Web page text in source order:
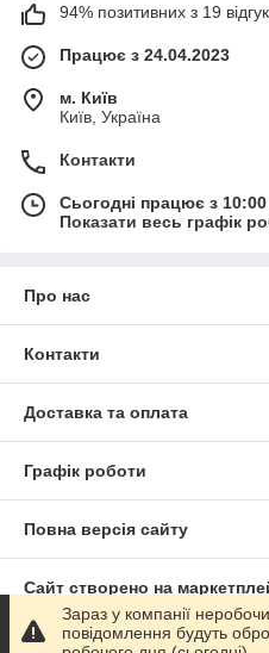
94% позитивних з 19
Працює з 24.04.2023
м. Київ
Київ, Україна
Контакти
Сьогодні працює з
Показати весь графік
Про нас
Контакти
Доставка та оплата
Графік роботи
Повна версія сайту
Сайт створено на
Політика конфіденційності
Зараз у компанії
повідомлення будуть